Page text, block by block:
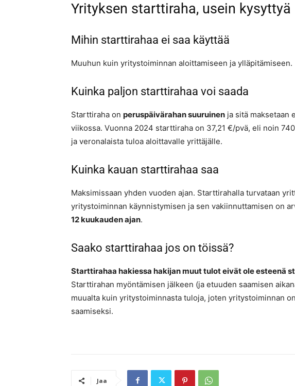
Yrityksen starttiraha, usein kysyttyä
Mihin starttirahaa ei saa käyttää
Muuhun kuin yritystoiminnan aloittamiseen ja ylläpitämiseen.
Kuinka paljon starttirahaa voi saada
Starttiraha on peruspäivärahan suuruinen ja sitä maksetaan
viikossa. Vuonna 2024 starttiraha on 37,21 €/pvä, eli noin
ja veronalaista tuloa aloittavalle yrittäjälle.
Kuinka kauan starttirahaa saa
Maksimissaan yhden vuoden ajan. Starttirahalla turvataan
yritystoiminnan käynnistymisen ja sen vakiinnuttamisen on
12 kuukauden ajan.
Saako starttirahaa jos on töissä?
Starttirahaa hakiessa hakijan muut tulot eivät ole esteenä
Starttirahan myöntämisen jälkeen (ja etuuden saamisen
muualta kuin yritystoiminnasta tuloja, joten yritystoiminnan
saamiseksi.
Jaa